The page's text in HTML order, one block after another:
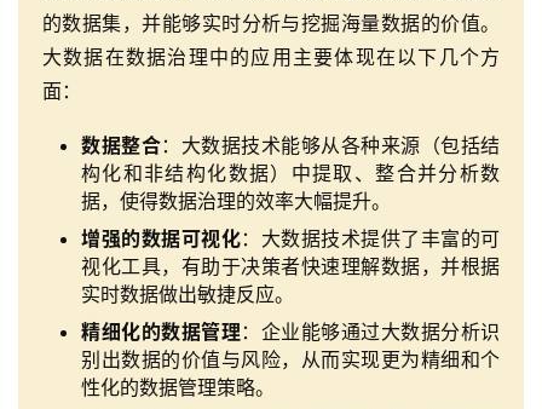
的数据集，并能够实时分析与挖掘海量数据的价值。
大数据在数据治理中的应用主要体现在以下几个方
面：
数据整合：大数据技术能够从各种来源（包括结
构化和非结构化数据）中提取、整合并分析数
据，使得数据治理的效率大幅提升。
增强的数据可视化：大数据技术提供了丰富的可
视化工具，有助于决策者快速理解数据，并根据
实时数据做出敏捷反应。
精细化的数据管理 ：企业能够通过大数据分析识
别出数据的价值与风险，从而实现更为精细和个
性化的数据管理策略。